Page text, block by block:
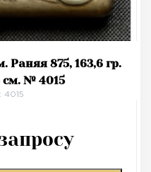
Раняя 875, 163,6 гр.
см. № 4015
4015